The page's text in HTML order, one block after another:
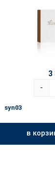
3
-
syn03
в